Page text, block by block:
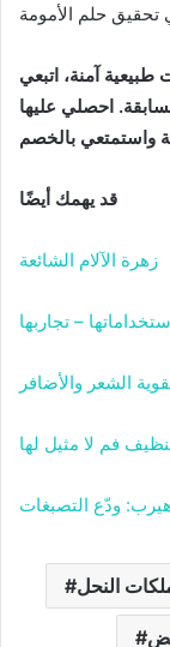
آمنة، اتبعي
احصلي عليها
قد يهمك أيضًا
زهرة الآلام الشائعة
– تجاربها
الشعر والأضافر
فم لا مثيل لها
ودّع التصبغات
النحل